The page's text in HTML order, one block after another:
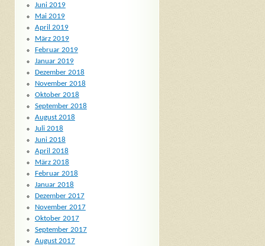
Juni 2019
Mai 2019
April 2019
März 2019
Februar 2019
Januar 2019
Dezember 2018
November 2018
Oktober 2018
September 2018
August 2018
Juli 2018
Juni 2018
April 2018
März 2018
Februar 2018
Januar 2018
Dezember 2017
November 2017
Oktober 2017
September 2017
August 2017